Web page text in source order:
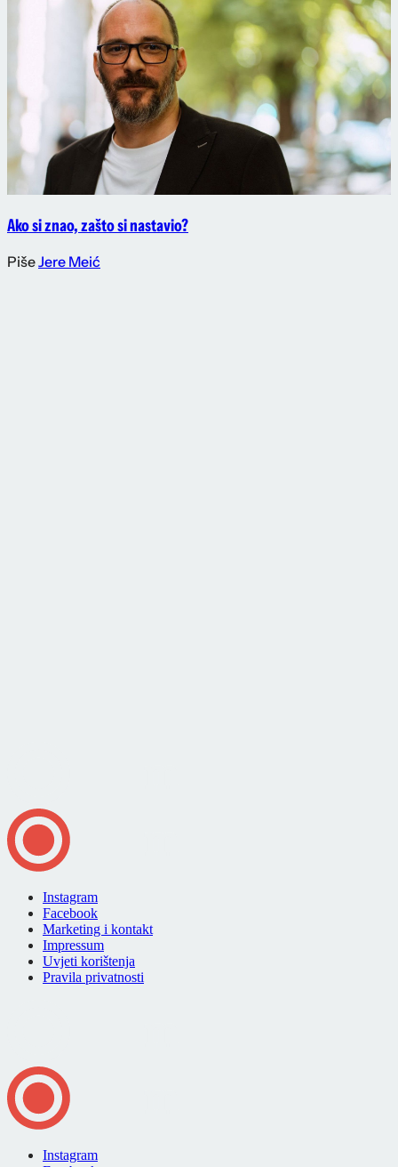
Ako si znao, zašto si nastavio?
PišeJere Meić
Instagram
Facebook
Marketing i kontakt
Impressum
Uvjeti korištenja
Pravila privatnosti
Instagram